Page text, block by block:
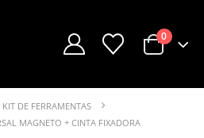
0
KIT DE FERRAMENTAS
MAGNETO + CINTA FIXADORA